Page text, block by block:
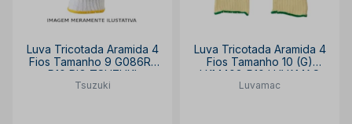
Luva Tricotada Aramida 4
Fios Tamanho 9 G086RL
P10 PIG TSUZUKI
Tsuzuki
Luva Tricotada Aramida 4
Fios Tamanho 10 (G)
LKM403-P10 LUVAMAC
Luvamac